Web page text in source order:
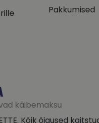
Pakkumised
käibemaksu
Kõik õigused